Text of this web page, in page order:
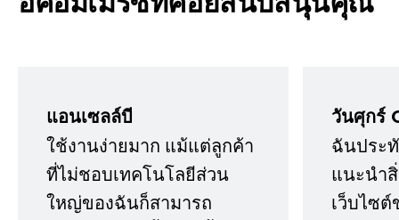
แอนเซลล์บี
ใช้งานง่ายมาก แม้แต่ลูกค้า
ที่ไม่ชอบเทคโนโลยีส่วน
ใหญ่ของฉันก็สามารถ
วันศุกร์
ฉันประ
แนะนำ
เว็บไซ